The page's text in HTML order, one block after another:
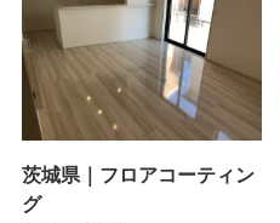
茨城県｜フロアコーティン
グ